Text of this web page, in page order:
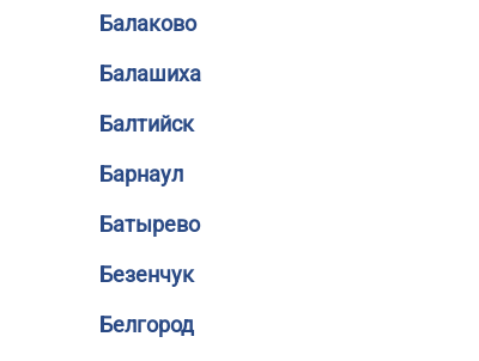
Балаково
Балашиха
Балтийск
Барнаул
Батырево
Безенчук
Белгород